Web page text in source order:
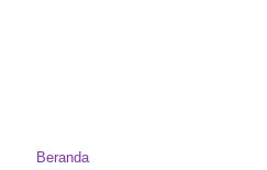
Beranda